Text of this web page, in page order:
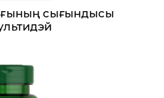
сығындысы